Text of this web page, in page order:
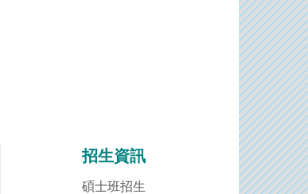
招生資訊
碩士班招生